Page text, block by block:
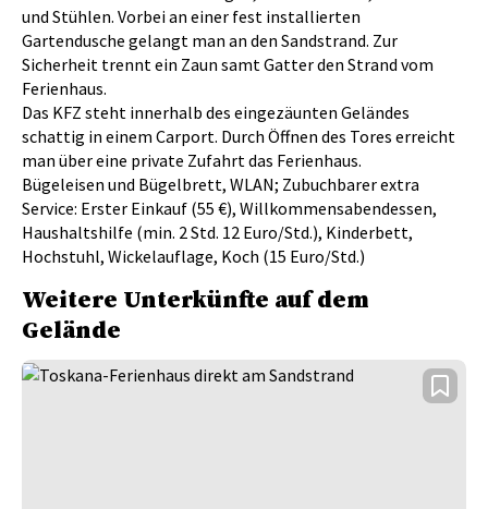
und Stühlen. Vorbei an einer fest installierten
Gartendusche gelangt man an den Sandstrand. Zur
Sicherheit trennt ein Zaun samt Gatter den Strand vom
Ferienhaus.
Das KFZ steht innerhalb des eingezäunten Geländes
schattig in einem Carport. Durch Öffnen des Tores erreicht
man über eine private Zufahrt das Ferienhaus.
Bügeleisen und Bügelbrett, WLAN; Zubuchbarer extra
Service: Erster Einkauf (55 €), Willkommensabendessen,
Haushaltshilfe (min. 2 Std. 12 Euro/Std.), Kinderbett,
Hochstuhl, Wickelauflage, Koch (15 Euro/Std.)
Weitere Unterkünfte auf dem
Gelände